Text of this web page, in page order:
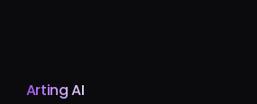
Arting AI